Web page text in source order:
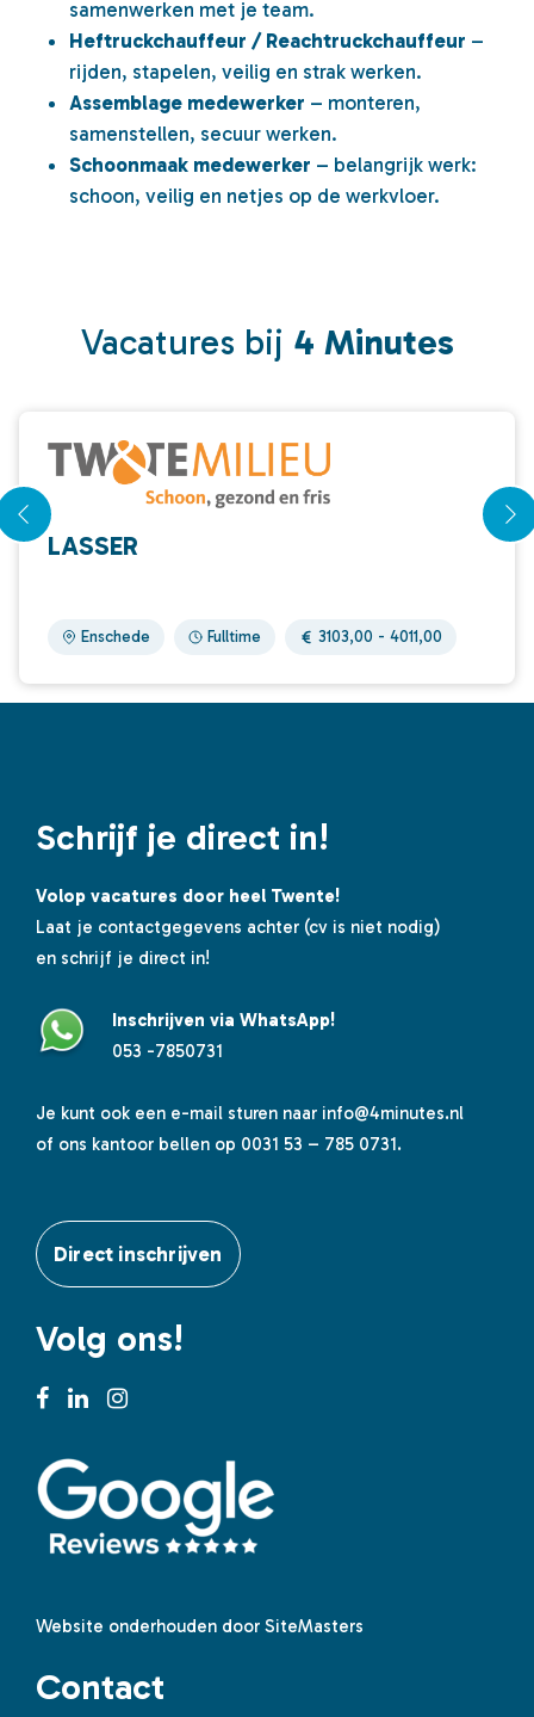
samenwerken met je team.
Heftruckchauffeur / Reachtruckchauffeur –
rijden, stapelen, veilig en strak werken.
Assemblage medewerker – monteren,
samenstellen, secuur werken.
Schoonmaak medewerker – belangrijk werk:
schoon, veilig en netjes op de werkvloer.
Vacatures bij 4 Minutes
LASSER
Enschede Fulltime 3103,00 - 4011,00
Schrijf je direct in!
Volop vacatures door heel Twente!
Laat je contactgegevens achter (cv is niet nodig)
en schrijf je direct in!
Inschrijven via WhatsApp!
053 -7850731
Je kunt ook een e-mail sturen naar info@4minutes.nl
of ons kantoor bellen op 0031 53 – 785 0731.
Direct inschrijven
Volg ons!
Website onderhouden door SiteMasters
Contact